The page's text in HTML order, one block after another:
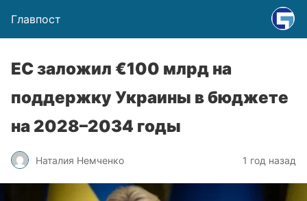
Главпост
ЕС заложил €100 млрд на
поддержку Украины в бюджете
на 2028–2034 годы
Наталия Немченко 1 год назад